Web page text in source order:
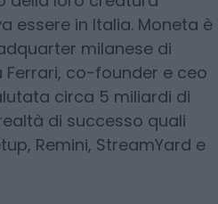
essere in Italia. Moneta è
milanese di
Ferrari, co-founder e ceo
circa 5 miliardi di
di successo quali
Remini, StreamYard e